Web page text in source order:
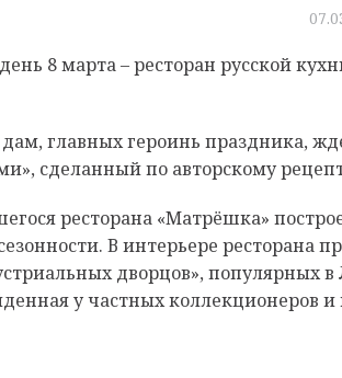
8 марта – ресторан русской
дам, главных героинь праздника,
сделанный по авторскому
ресторана «Матрёшка»
В интерьере ресторана
дворцов», популярных
у частных коллекционеров